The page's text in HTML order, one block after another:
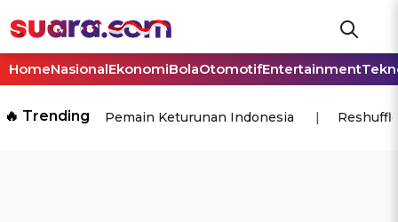
HomeNasionalEkonomiBolaOtomotifEntertainment
🔥 Trending Pemain Keturunan Indonesia